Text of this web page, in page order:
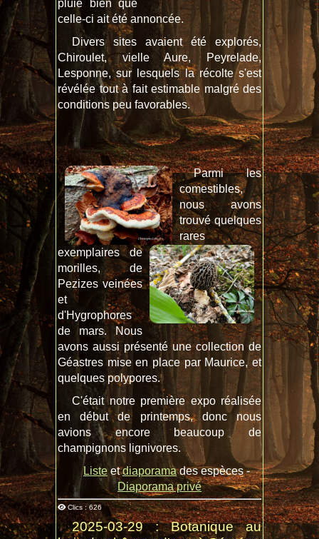
pluie bien que
celle-ci ait été annoncée.
Divers sites avaient été explorés,
Chiroulet, vielle Aure, Peyrelade,
Lesponne, sur lesquels la récolte s'est
révélée tout à fait estimable malgré des
conditions peu favorables.
Parmi les
comestibles,
nous avons
trouvé quelques
rares
exemplaires de
morilles, de
Pezizes veinées
et
d'Hygrophores
de mars. Nous
avons aussi présenté une collection de
Géastres mise en place par Maurice, et
quelques polypores.
C'était notre première expo réalisée
en début de printemps, donc nous
avions encore beaucoup de
champignons lignivores.
Listeetdiaporamades espèces -
Diaporama privé
Clics : 626
2025-03-29 : Botanique au